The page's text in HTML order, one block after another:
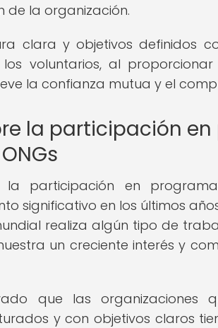
de la organización.
clara y objetivos definidos
voluntarios, al
la confianza mutua y el
la participación
la participación en
significativo en los últimos
realiza algún tipo de
un creciente interés y
que las organizaciones
y con objetivos claros